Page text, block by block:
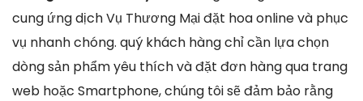
cung ứng dịch Vụ Thương Mại đặt hoa online và phục
vụ nhanh chóng. quý khách hàng chỉ cần lựa chọn
dòng sản phẩm yêu thích và đặt đơn hàng qua trang
web hoặc Smartphone, chúng tôi sẽ đảm bảo rằng